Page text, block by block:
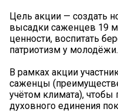
Цель акции — создать
высадки саженцев 19
ценности, воспитать
патриотизм у молодёжи.
В рамках акции
саженцы
учётом климата), чтобы
духовного единения